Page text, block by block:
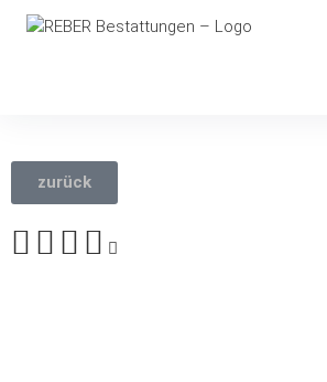
REBER Bestattungen
zurück